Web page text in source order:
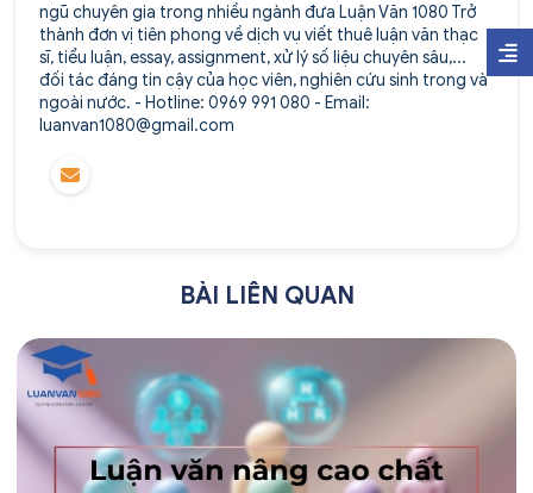
ngũ chuyên gia trong nhiều ngành đưa Luận Văn 1080 Trở
thành đơn vị tiên phong về dịch vụ viết thuê luận văn thạc
sĩ, tiểu luận, essay, assignment, xử lý số liệu chuyên sâu,...
đối tác đáng tin cậy của học viên, nghiên cứu sinh trong và
ngoài nước. - Hotline: 0969 991 080 - Email:
luanvan1080@gmail.com
BÀI LIÊN QUAN